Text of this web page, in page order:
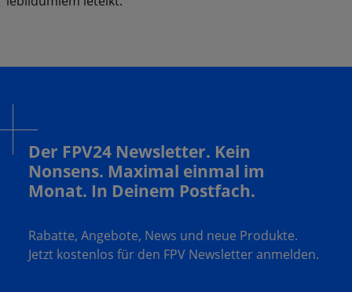
Der FPV24 Newsletter. Kein
Nonsens. Maximal einmal im
Monat. In Deinem Postfach.
Rabatte, Angebote, News und neue Produkte.
Jetzt kostenlos für den FPV Newsletter anmelden.